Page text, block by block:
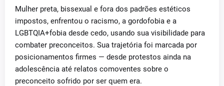
Mulher preta, bissexual e fora dos padrões estéticos
impostos, enfrentou o racismo, a gordofobia e a
LGBTQIA+fobia desde cedo, usando sua visibilidade para
combater preconceitos. Sua trajetória foi marcada por
posicionamentos firmes — desde protestos ainda na
adolescência até relatos comoventes sobre o
preconceito sofrido por ser quem era.